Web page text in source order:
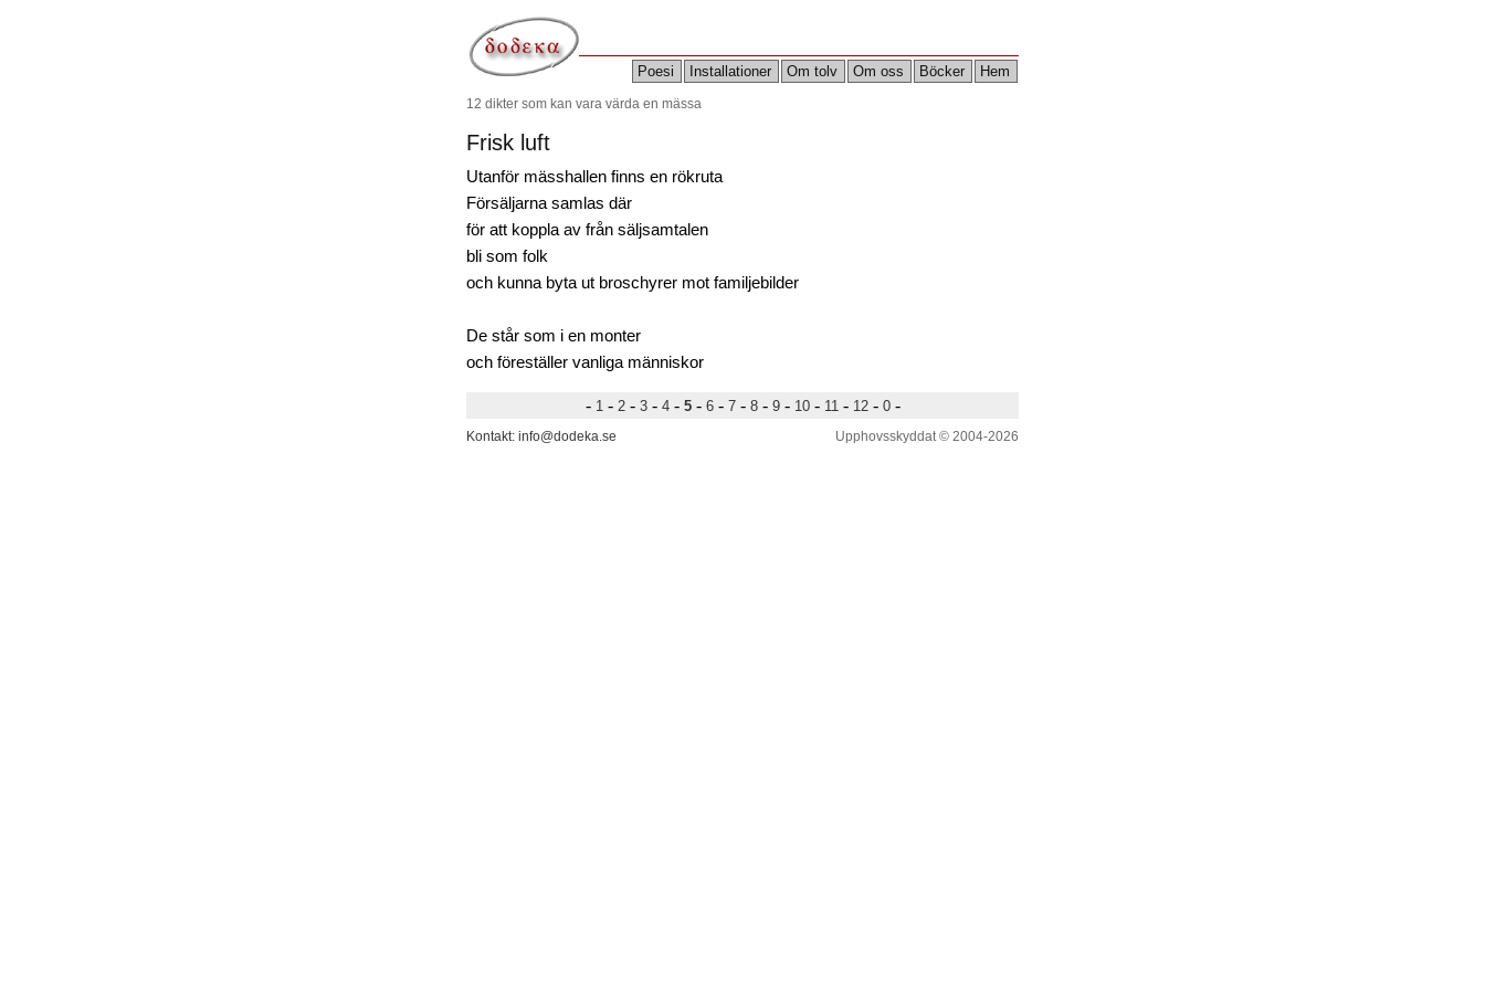
Poesi Installationer Om tolv Om oss Böcker Hem
12 dikter som kan vara värda en mässa
Frisk luft
Utanför mässhallen finns en rökruta
Försäljarna samlas där
för att koppla av från säljsamtalen
bli som folk
och kunna byta ut broschyrer mot familjebilder
De står som i en monter
och föreställer vanliga människor
-1 -2 -3 -4 - 5 -6 -7 -8 -9 -10 -11 -12 -0 -
Kontakt: info@dodeka.se Upphovsskyddat © 2004-2026